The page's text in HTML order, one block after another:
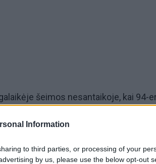
Information
to third parties, or processing of your
by us, please use the below opt-out
šeimos nesantaikoje, kai 94-
dvejus metus iškastus kūnus grąžinti į